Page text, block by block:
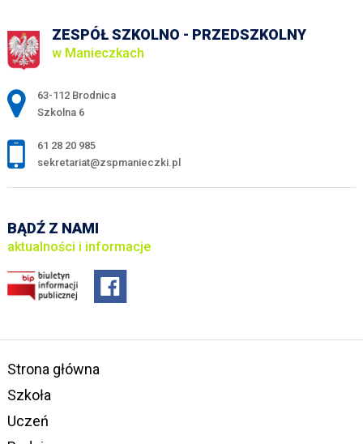
ZESPÓŁ SZKOLNO - PRZEDSZKOLNY
w Manieczkach
Adres pocztowy:
63-112 Brodnica
Szkolna 6
61 28 20 985
sekretariat@zspmanieczki.pl
BĄDŹ Z NAMI
aktualności i informacje
Strona główna
Szkoła
Uczeń